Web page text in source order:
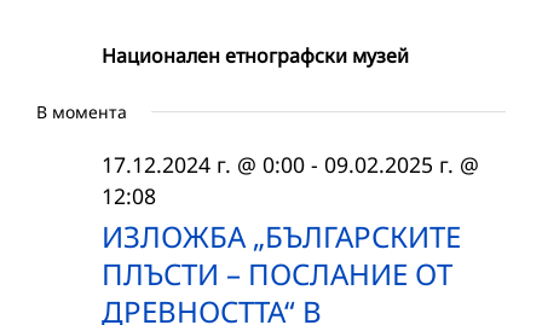
Национален етнографски музей
В момента
ИЗЛОЖБА „БЪЛГАРСКИТЕ
ПЛЪСТИ – ПОСЛАНИЕ ОТ
ДРЕВНОСТТА“ В
17.12.2024 г. @ 0:00 - 09.02.2025 г. @
12:08